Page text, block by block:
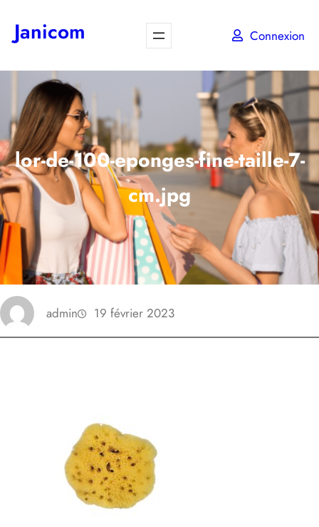
Janicom Connexion
lor-de-100-eponges-fine-taille-7-
cm.jpg
admin 19 février 2023